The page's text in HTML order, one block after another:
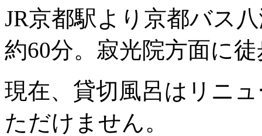
JR京都駅より京都バス
約60分。寂光院方面に
現在、貸切風呂はリニ
ただけません。